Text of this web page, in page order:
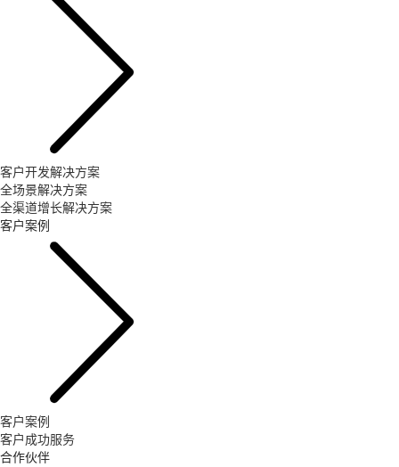
客户开发解决方案
全场景解决方案
全渠道增长解决方案
客户案例
客户案例
客户成功服务
合作伙伴